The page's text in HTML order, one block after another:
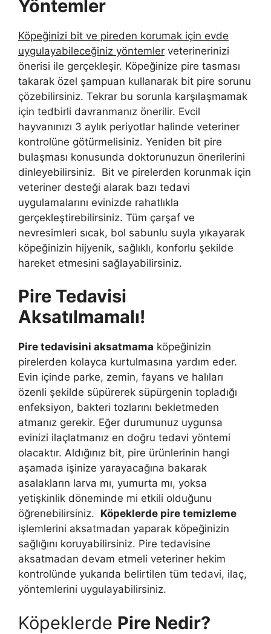
Yöntemler
Köpeğinizi bit ve pireden korumak için evde
uygulayabileceğiniz yöntemler veterinerinizi
önerisi ile gerçekleşir. Köpeğinize pire tasması
takarak özel şampuan kullanarak bit pire sorunu
çözebilirsiniz. Tekrar bu sorunla karşılaşmamak
için tedbirli davranmanız önerilir. Evcil
hayvanınızı 3 aylık periyotlar halinde veteriner
kontrolüne götürmelisiniz. Yeniden bit pire
bulaşması konusunda doktorunuzun önerilerini
dinleyebilirsiniz. Bit ve pirelerden korunmak için
veteriner desteği alarak bazı tedavi
uygulamalarını evinizde rahatlıkla
gerçekleştirebilirsiniz. Tüm çarşaf ve
nevresimleri sıcak, bol sabunlu suyla yıkayarak
köpeğinizin hijyenik, sağlıklı, konforlu şekilde
hareket etmesini sağlayabilirsiniz.
Pire Tedavisi
Aksatılmamalı!
Pire tedavisini aksatmama köpeğinizin
pirelerden kolayca kurtulmasına yardım eder.
Evin içinde parke, zemin, fayans ve halıları
özenli şekilde süpürerek süpürgenin topladığı
enfeksiyon, bakteri tozlarını bekletmeden
atmanız gerekir. Eğer durumunuz uygunsa
evinizi ilaçlatmanız en doğru tedavi yöntemi
olacaktır. Aldığınız bit, pire ürünlerinin hangi
aşamada işinize yarayacağına bakarak
asalakların larva mı, yumurta mı, yoksa
yetişkinlik döneminde mi etkili olduğunu
öğrenebilirsiniz. Köpeklerde pire temizleme
işlemlerini aksatmadan yaparak köpeğinizin
sağlığını koruyabilirsiniz. Pire tedavisine
aksatmadan devam etmeli veteriner hekim
kontrolünde yukarıda belirtilen tüm tedavi, ilaç,
yöntemlerini uygulayabilirsiniz.
Köpeklerde Pire Nedir?